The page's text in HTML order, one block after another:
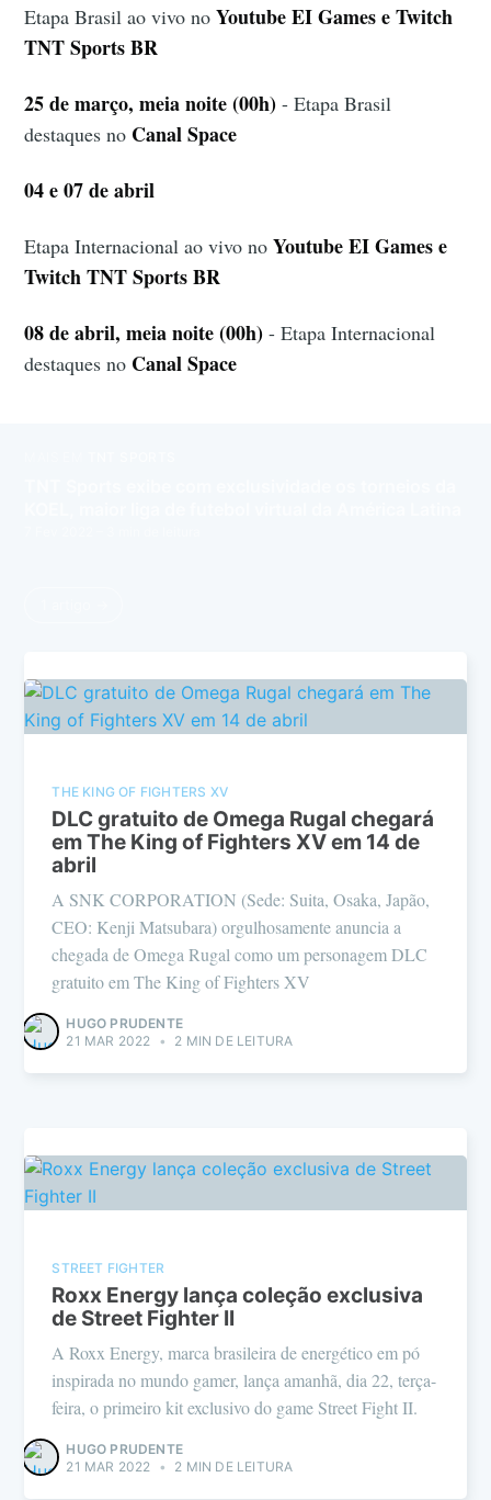
Etapa Brasil ao vivo no Youtube EI Games e Twitch
TNT Sports BR
25 de março, meia noite (00h) - Etapa Brasil
destaques no Canal Space
04 e 07 de abril
Etapa Internacional ao vivo no Youtube EI Games e
Twitch TNT Sports BR
08 de abril, meia noite (00h)- Etapa Internacional
destaques no Canal Space
THE KING OF FIGHTERS XV
DLC gratuito de Omega Rugal chegará
em The King of Fighters XV em 14 de
abril
A SNK CORPORATION (Sede: Suita, Osaka, Japão,
CEO: Kenji Matsubara) orgulhosamente anuncia a
chegada de Omega Rugal como um personagem DLC
gratuito em The King of Fighters XV
HUGO PRUDENTE
21 MAR 2022
• 2 MIN DE LEITURA
STREET FIGHTER
Roxx Energy lança coleção exclusiva
de Street Fighter II
A Roxx Energy, marca brasileira de energético em pó
inspirada no mundo gamer, lança amanhã, dia 22, terça-
feira, o primeiro kit exclusivo do game Street Fight II.
HUGO PRUDENTE
21 MAR 2022
• 2 MIN DE LEITURA